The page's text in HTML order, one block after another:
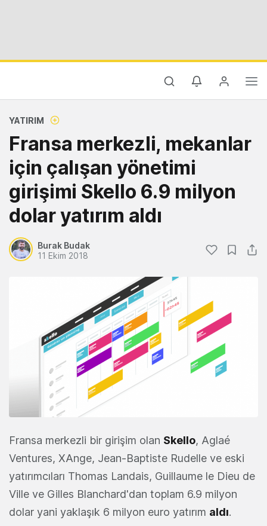
YATIRIM
Fransa merkezli, mekanlar
için çalışan yönetimi
girişimi Skello 6.9 milyon
dolar yatırım aldı
Burak Budak
11 Ekim 2018
Fransa merkezli bir girişim olan Skello, Aglaé
Ventures, XAnge, Jean-Baptiste Rudelle ve eski
yatırımcıları Thomas Landais, Guillaume le Dieu de
Ville ve Gilles Blanchard'dan toplam 6.9 milyon
dolar yani yaklaşık 6 milyon euro yatırım aldı.